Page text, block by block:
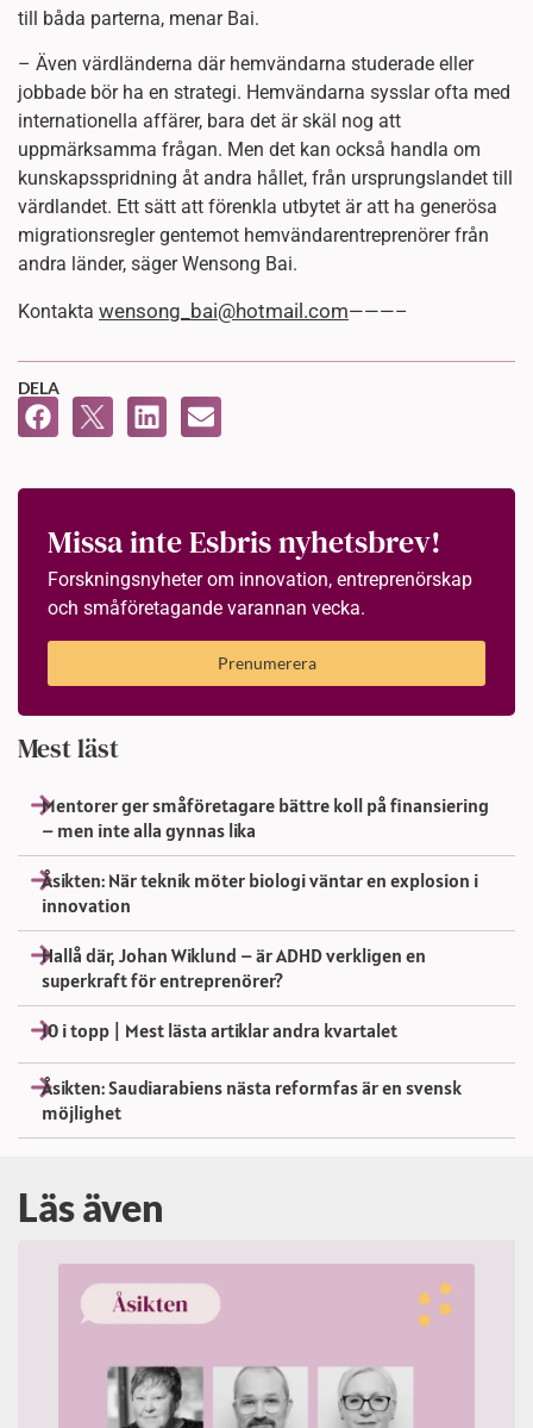
till båda parterna, menar Bai.
– Även värdländerna där hemvändarna studerade eller
jobbade bör ha en strategi. Hemvändarna sysslar ofta med
internationella affärer, bara det är skäl nog att
uppmärksamma frågan. Men det kan också handla om
kunskapsspridning åt andra hållet, från ursprungslandet till
värdlandet. Ett sätt att förenkla utbytet är att ha generösa
migrationsregler gentemot hemvändarentreprenörer från
andra länder, säger Wensong Bai.
Kontakta wensong_bai@hotmail.com———–
DELA
Missa inte Esbris nyhetsbrev!
Forskningsnyheter om innovation, entreprenörskap
och småföretagande varannan vecka.
Prenumerera
Mest läst
Mentorer ger småföretagare bättre koll på finansiering
– men inte alla gynnas lika
Åsikten: När teknik möter biologi väntar en explosion i
innovation
Hallå där, Johan Wiklund – är ADHD verkligen en
superkraft för entreprenörer?
10 i topp | Mest lästa artiklar andra kvartalet
Åsikten: Saudiarabiens nästa reformfas är en svensk
möjlighet
Läs även